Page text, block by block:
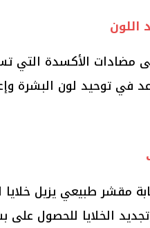
مضادات الأكسدة التي
في توحيد لون البشرة
مقشر طبيعي يزيل
الخلايا للحصول على